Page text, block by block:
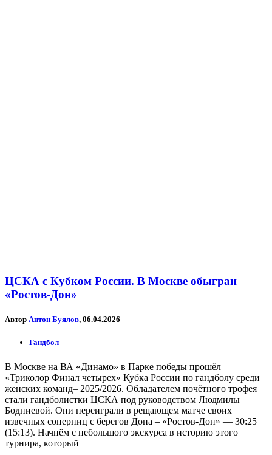
ЦСКА с Кубком России. В Москве обыгран
«Ростов-Дон»
Автор Антон Буялов, 06.04.2026
Гандбол
В Москве на ВА «Динамо» в Парке победы прошёл
«Триколор Финал четырех» Кубка России по гандболу среди
женских команд– 2025/2026. Обладателем почётного трофея
стали гандболистки ЦСКА под руководством Людмилы
Бодниевой. Они переиграли в рещающем матче своих
извечных соперниц с берегов Дона – «Ростов-Дон» — 30:25
(15:13). Начнём с небольшого экскурса в историю этого
турнира, который